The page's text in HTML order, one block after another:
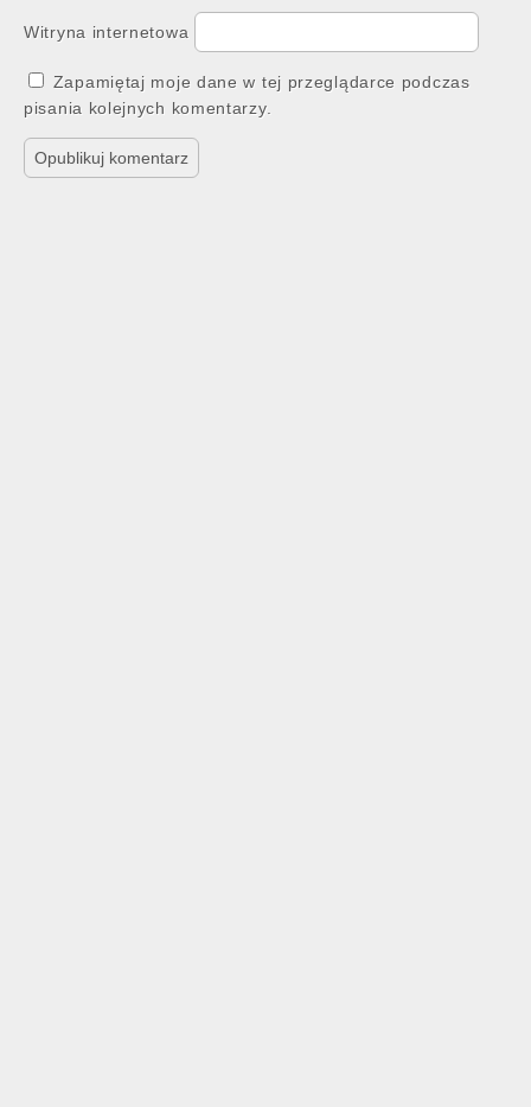
Witryna internetowa
Zapamiętaj moje dane w tej przeglądarce podczas
pisania kolejnych komentarzy.